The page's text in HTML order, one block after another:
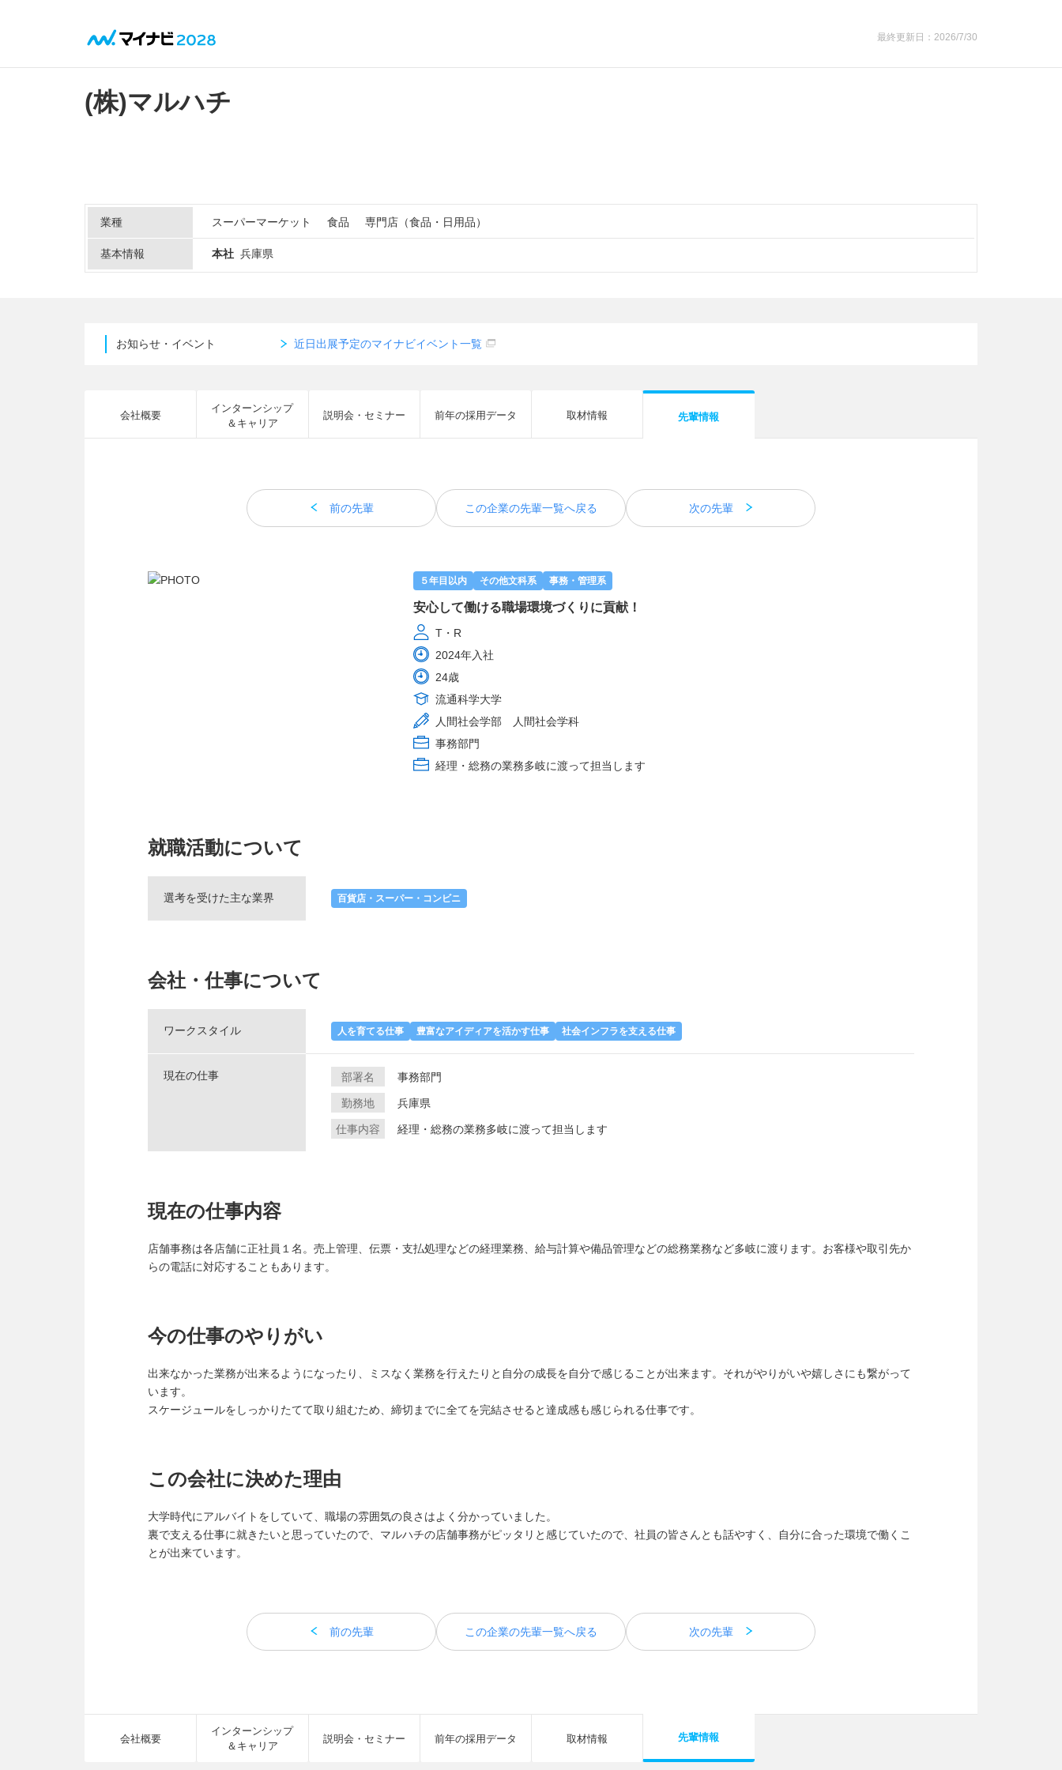
最終更新日：2026/7/30
(株)マルハチ
業種 スーパーマーケット 食品 専門店（食品・日用品）
基本情報 本社 兵庫県
お知らせ・イベント 近日出展予定のマイナビイベント一覧
会社概要
インターンシップ
＆キャリア
説明会・セミナー 前年の採用データ 取材情報 先輩情報
前の先輩 この企業の先輩一覧へ戻る 次の先輩
５年目以内 その他文科系 事務・管理系
安心して働ける職場環境づくりに貢献！
T・R
2024年入社
24歳
流通科学大学
人間社会学部 人間社会学科
事務部門
経理・総務の業務多岐に渡って担当します
就職活動について
選考を受けた主な業界 百貨店・スーパー・コンビニ
会社・仕事について
ワークスタイル 人を育てる仕事 豊富なアイディアを活かす仕事 社会インフラを支える仕事
現在の仕事 部署名 事務部門
勤務地 兵庫県
仕事内容 経理・総務の業務多岐に渡って担当します
現在の仕事内容
店舗事務は各店舗に正社員１名。売上管理、伝票・支払処理などの経理業務、給与計算や備品管理などの総務業務など多岐に渡ります。お客様や取引先か
らの電話に対応することもあります。
今の仕事のやりがい
出来なかった業務が出来るようになったり、ミスなく業務を行えたりと自分の成長を自分で感じることが出来ます。それがやりがいや嬉しさにも繋がって
います。
スケージュールをしっかりたてて取り組むため、締切までに全てを完結させると達成感も感じられる仕事です。
この会社に決めた理由
大学時代にアルバイトをしていて、職場の雰囲気の良さはよく分かっていました。
裏で支える仕事に就きたいと思っていたので、マルハチの店舗事務がピッタリと感じていたので、社員の皆さんとも話やすく、自分に合った環境で働くこ
とが出来ています。
前の先輩 この企業の先輩一覧へ戻る 次の先輩
会社概要
インターンシップ
＆キャリア
説明会・セミナー 前年の採用データ 取材情報 先輩情報